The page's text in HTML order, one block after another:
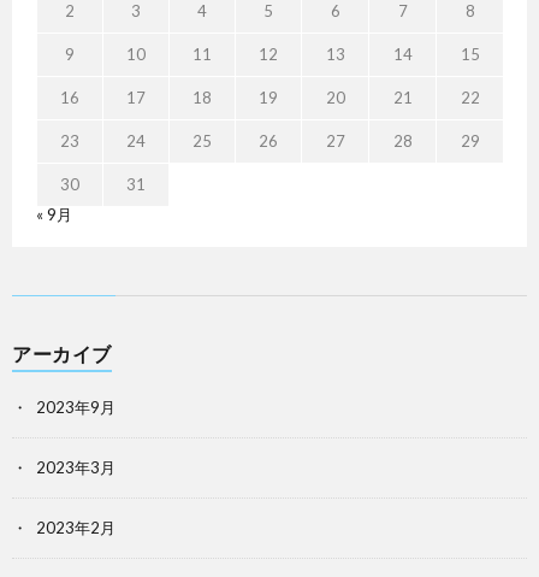
2 3 4 5 6 7 8
9 10 11 12 13 14 15
16 17 18 19 20 21 22
23 24 25 26 27 28 29
30
31
« 9月
アーカイブ
2023年9月
2023年3月
2023年2月